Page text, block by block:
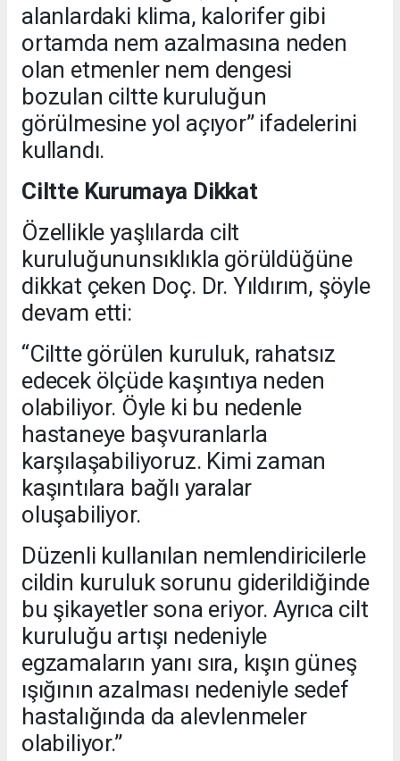
alanlardaki klima, kalorifer gibi
ortamda nem azalmasına neden
olan etmenler nem dengesi
bozulan ciltte kuruluğun
görülmesine yol açıyor” ifadelerini
kullandı.
Ciltte Kurumaya Dikkat
Özellikle yaşlılarda cilt
kuruluğununsıklıkla görüldüğüne
dikkat çeken Doç. Dr. Yıldırım, şöyle
devam etti:
“Ciltte görülen kuruluk, rahatsız
edecek ölçüde kaşıntıya neden
olabiliyor. Öyle ki bu nedenle
hastaneye başvuranlarla
karşılaşabiliyoruz. Kimi zaman
kaşıntılara bağlı yaralar
oluşabiliyor.
Düzenli kullanılan nemlendiricilerle
cildin kuruluk sorunu giderildiğinde
bu şikayetler sona eriyor. Ayrıca cilt
kuruluğu artışı nedeniyle
egzamaların yanı sıra, kışın güneş
ışığının azalması nedeniyle sedef
hastalığında da alevlenmeler
olabiliyor.”